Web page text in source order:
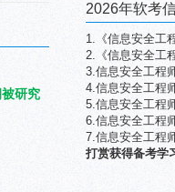
研究
2026年软考
1.《信息安全工
2.《信息安全工
3.信息安全工程
4.信息安全工程
5.信息安全工程
6.信息安全工程
7.信息安全工程
打赏获得备考学